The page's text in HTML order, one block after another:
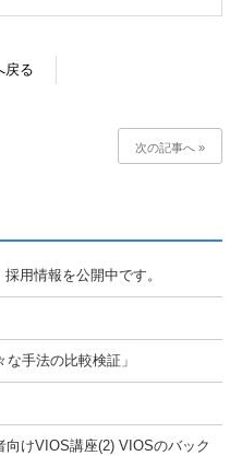
戻る
次の記事へ »
用情報を公開中です。
手法の比較検証」
けVIOS講座(2) VIOSのバック